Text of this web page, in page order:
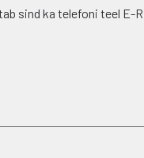
sind ka telefoni teel E-R